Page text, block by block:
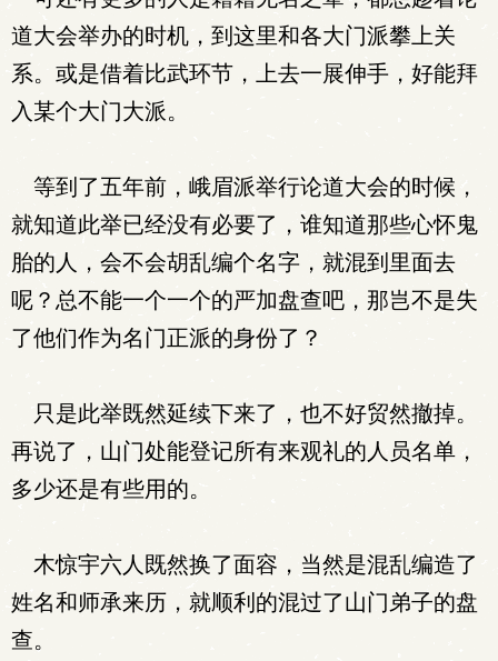
道大会举办的时机，到这里和各大门派攀上关
系。或是借着比武环节，上去一展伸手，好能拜
入某个大门大派。
等到了五年前，峨眉派举行论道大会的时候，
就知道此举已经没有必要了，谁知道那些心怀鬼
胎的人，会不会胡乱编个名字，就混到里面去
呢？总不能一个一个的严加盘查吧，那岂不是失
了他们作为名门正派的身份了？
只是此举既然延续下来了，也不好贸然撤掉。
再说了，山门处能登记所有来观礼的人员名单，
多少还是有些用的。
木惊宇六人既然换了面容，当然是混乱编造了
姓名和师承来历，就顺利的混过了山门弟子的盘
查。